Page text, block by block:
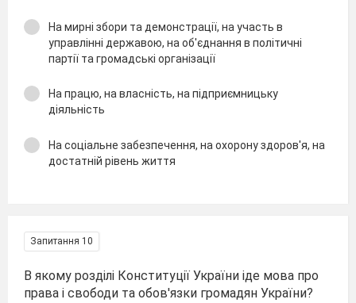
На мирні збори та демонстрації, на участь в
управлінні державою, на об'єднання в політичні
партії та громадські організації
На працю, на власність, на підприємницьку
діяльність
На соціальне забезпечення, на охорону здоров'я, на
достатній рівень життя
Запитання 10
В якому розділі Конституції України іде мова про
права і свободи та обов'язки громадян України?